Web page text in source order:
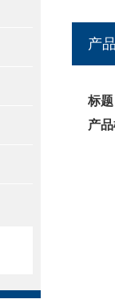
产
标
产